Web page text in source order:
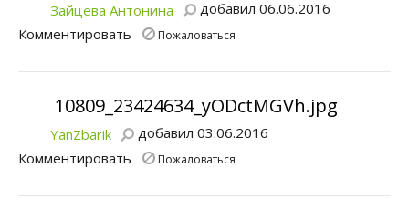
Зайцева Антонина
добавил 06.06.2016
Комментировать
Пожаловаться
10809_23424634_yODctMGVh.jpg
YanZbarik
добавил 03.06.2016
Комментировать
Пожаловаться